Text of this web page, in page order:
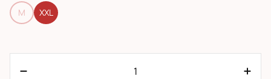
M XXL